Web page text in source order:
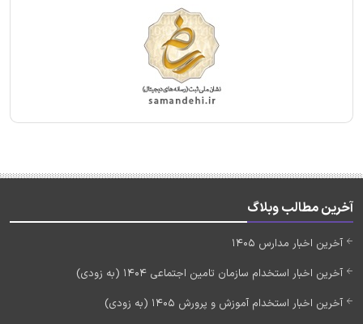
آخرین مطالب وبلاگ
آخرین اخبار مدارس 1405
آخرین اخبار استخدام سازمان تامین اجتماعی 1404 (به زودی)
آخرین اخبار استخدام آموزش و پرورش 1405 (به زودی)